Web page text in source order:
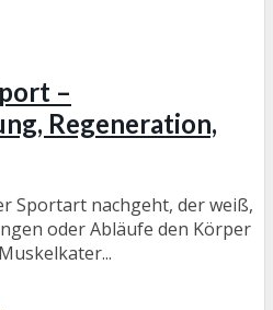
–
Regeneration,
Sportart nachgeht, der weiß,
oder Abläufe den Körper